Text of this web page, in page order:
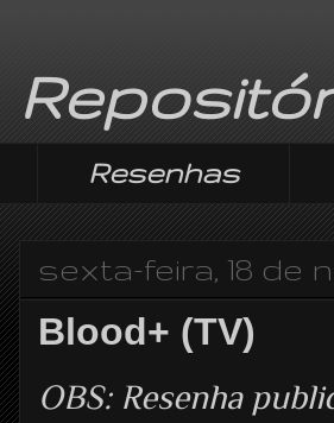
Resenhas
sexta-feira, 18 de
Blood+ (TV)
OBS: Resenha